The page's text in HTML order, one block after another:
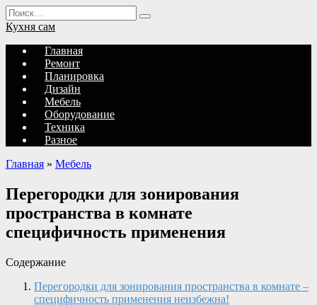
Перейти
к
содержанию
Search
for:
Кухня сам
Главная
Ремонт
Планировка
Дизайн
Мебель
Оборудование
Техника
Разное
Главная » Мебель
Перегородки для зонирования
пространства в комнате
специфичность применения
Содержание
Перегородки для зонирования пространства в комнате –
специфичность применения неизбежна!